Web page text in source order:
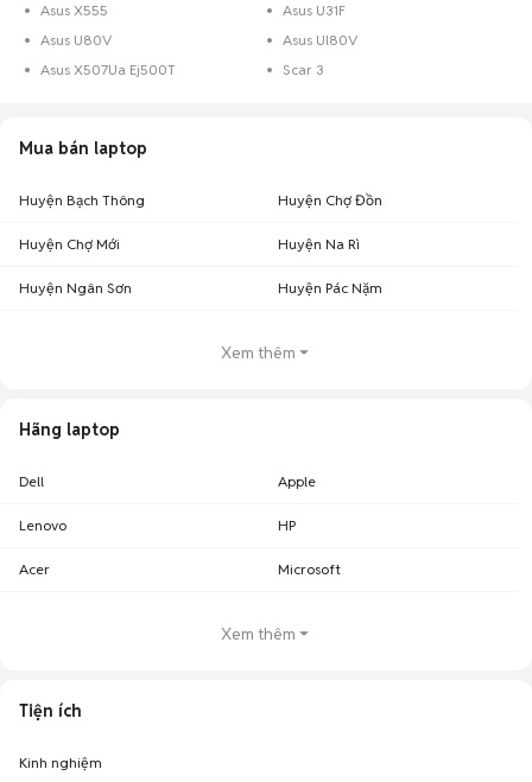
Asus X555
Asus U31F
Asus U80V
Asus Ul80V
Asus X507Ua Ej500T
Scar 3
Mua bán laptop
Huyện Bạch Thông Huyện Chợ Đồn
Huyện Chợ Mới Huyện Na Rì
Huyện Ngân Sơn Huyện Pác Nặm
Xem thêm
Hãng laptop
Dell Apple
Lenovo HP
Acer Microsoft
Xem thêm
Tiện ích
Kinh nghiệm